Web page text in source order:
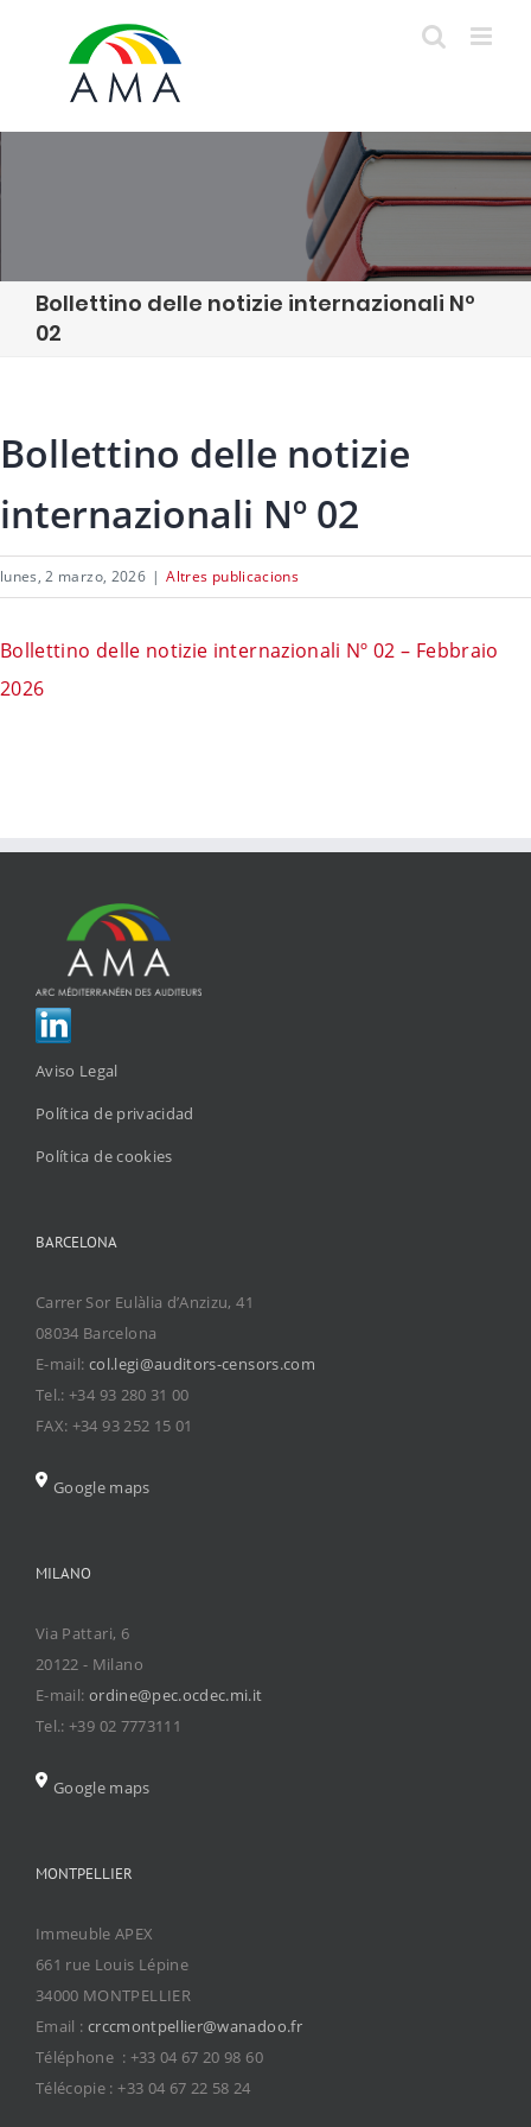
content
Bollettino delle notizie internazionali Nº
02
Bollettino delle notizie
internazionali Nº 02
lunes, 2 marzo, 2026 | Altres publicacions
Bollettino delle notizie internazionali Nº 02 – Febbraio
2026
Aviso Legal
Política de privacidad
Política de cookies
BARCELONA
Carrer Sor Eulàlia d’Anzizu, 41
08034 Barcelona
E-mail: col.legi@auditors-censors.com
Tel.: +34 93 280 31 00
FAX: +34 93 252 15 01
Google maps
MILANO
Via Pattari, 6
20122 - Milano
E-mail: ordine@pec.ocdec.mi.it
Tel.: +39 02 7773111
Google maps
MONTPELLIER
Immeuble APEX
661 rue Louis Lépine
34000 MONTPELLIER
Email : crccmontpellier@wanadoo.fr
Téléphone : +33 04 67 20 98 60
Télécopie : +33 04 67 22 58 24